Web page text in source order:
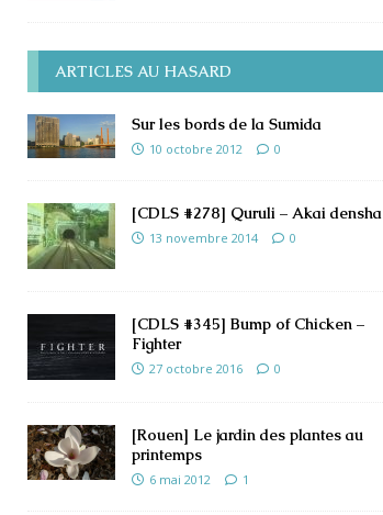
ARTICLES AU HASARD
Sur les bords de la Sumida
10 octobre 2012 0
[CDLS #278] Quruli – Akai densha
13 novembre 2014 0
[CDLS #345] Bump of Chicken –
Fighter
27 octobre 2016 0
[Rouen] Le jardin des plantes au
printemps
6 mai 2012 1